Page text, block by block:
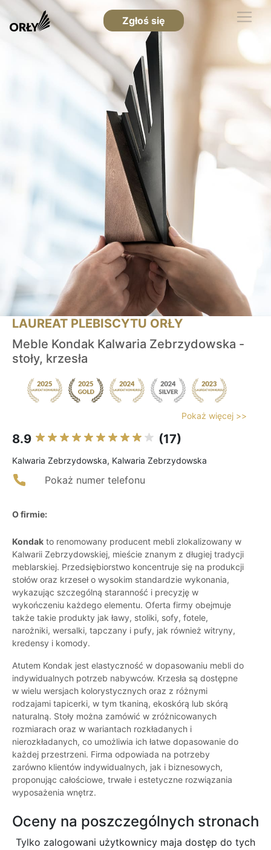
Zgłoś się
LAUREAT PLEBISCYTU ORŁY
Meble Kondak Kalwaria Zebrzydowska -
stoły, krzesła
Pokaż więcej >>
8.9 (17)
Kalwaria Zebrzydowska, Kalwaria Zebrzydowska
Pokaż numer telefonu
O firmie:
Kondak to renomowany producent mebli zlokalizowany w
Kalwarii Zebrzydowskiej, mieście znanym z długiej tradycji
meblarskiej. Przedsiębiorstwo koncentruje się na produkcji
stołów oraz krzeseł o wysokim standardzie wykonania,
wykazując szczególną staranność i precyzję w
wykończeniu każdego elementu. Oferta firmy obejmuje
także takie produkty jak ławy, stoliki, sofy, fotele,
narożniki, wersalki, tapczany i pufy, jak również witryny,
kredensy i komody.
Atutem Kondak jest elastyczność w dopasowaniu mebli do
indywidualnych potrzeb nabywców. Krzesła są dostępne
w wielu wersjach kolorystycznych oraz z różnymi
rodzajami tapicerki, w tym tkaniną, ekoskórą lub skórą
naturalną. Stoły można zamówić w zróżnicowanych
rozmiarach oraz w wariantach rozkładanych i
nierozkładanych, co umożliwia ich łatwe dopasowanie do
każdej przestrzeni. Firma odpowiada na potrzeby
zarówno klientów indywidualnych, jak i biznesowych,
proponując całościowe, trwałe i estetyczne rozwiązania
wyposażenia wnętrz.
Oceny na poszczególnych stronach
Tylko zalogowani użytkownicy maja dostęp do tych